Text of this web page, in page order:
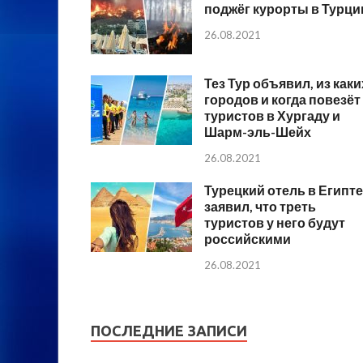
поджёг курорты в
26.08.2021
Тез Тур объявил, из
городов и когда повезёт
туристов в Хургаду и
Шарм-эль-Шейх
26.08.2021
Турецкий отель в Египте
заявил, что треть
туристов у него будут
российскими
26.08.2021
ПОСЛЕДНИЕ ЗАПИСИ